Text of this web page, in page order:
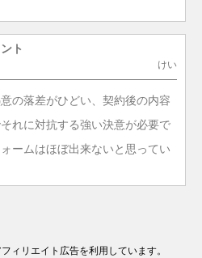
ト
けい
の落差がひどい、契約後の内容
れに対抗する強い決意が必要で
ームはほぼ出来ないと思ってい
ィリエイト広告を利用しています。